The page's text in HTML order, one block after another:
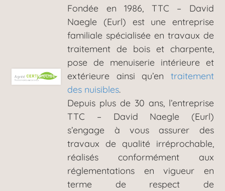
Fondée en 1986, TTC – David
Naegle (Eurl) est une entreprise
familiale spécialisée en travaux de
traitement de bois et charpente,
pose de menuiserie intérieure et
extérieure ainsi qu’en traitement
des nuisibles.
Depuis plus de 30 ans, l’entreprise
TTC – David Naegle (Eurl)
s’engage à vous assurer des
travaux de qualité irréprochable,
réalisés conformément aux
réglementations en vigueur en
terme de respect de